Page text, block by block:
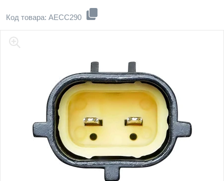
Код товара: AECC290